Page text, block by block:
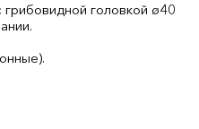
головкой ø40